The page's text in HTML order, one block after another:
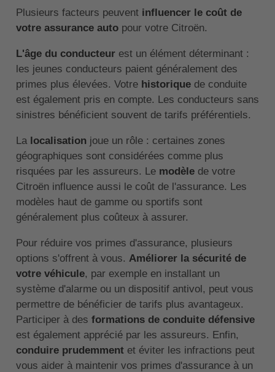
Plusieurs facteurs peuvent influencer le coût de
votre assurance autopour votre Citroën.
L'âge du conducteurest un élément déterminant :
les jeunes conducteurs paient généralement des
primes plus élevées. Votre historique de conduite
est également pris en compte. Les conducteurs sans
sinistres bénéficient souvent de tarifs préférentiels.
La localisation joue un rôle : certaines zones
géographiques sont considérées comme plus
risquées par les assureurs. Le modèle de votre
Citroën influence aussi le coût de l'assurance. Les
modèles haut de gamme ou sportifs sont
généralement plus coûteux à assurer.
Pour réduire vos primes d'assurance, plusieurs
options s'offrent à vous. Améliorer la sécurité de
votre véhicule, par exemple en installant un
système d'alarme ou un dispositif antivol, peut vous
permettre de bénéficier de tarifs plus avantageux.
Participer à des formations de conduite défensive
est également apprécié par les assureurs. Enfin,
conduire prudemmentet éviter les infractions peut
vous aider à maintenir vos primes d'assurance à un